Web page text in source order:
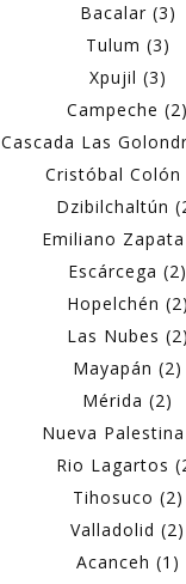
Bacalar (3)
Tulum (3)
Xpujil (3)
Campeche (2)
Cascada Las
Cristóbal Colón
Dzibilchaltún
Emiliano
Escárcega (2)
Hopelchén (2)
Las Nubes (2)
Mayapán (2)
Mérida (2)
Nueva
Rio Lagartos
Tihosuco (2)
Valladolid (2)
Acanceh (1)